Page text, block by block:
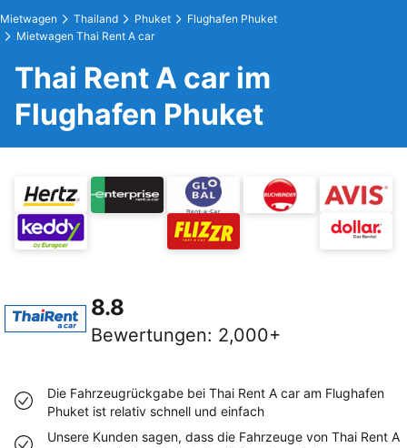
Mietwagen Thailand Phuket
Flughafen Phuket
Mietwagen Thai Rent A car
Thai Rent A car im
Flughafen Phuket
8.8
Bewertungen: 2,000+
Die Fahrzeugrückgabe bei Thai Rent A car am Flughafen
Phuket ist relativ schnell und einfach
Unsere Kunden sagen, dass die Fahrzeuge von Thai Rent A